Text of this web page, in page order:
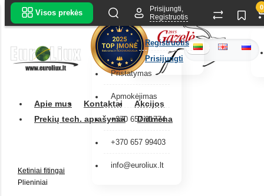
Pristatymas
Apmokėjimas
+370 657 91774
+370 657 99403
info@euroliux.lt
Apie mus Kontaktai
Akcijos
Prekių tech. aprašymai
Didmena
Visos prekės
Prisijungti,
Registruotis
Registruotis
Prisijungti
0
Ketiniai fitingai
Plieniniai